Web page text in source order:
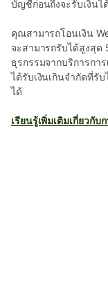
บัญชีก่อนถึงจะรับเงินได้
คุณสามารถโอนเงิน
จะสามารถรับได้สูงสุด
ธุรกรรมจากบริการกา
ได้รับเงินเกินจำกัดที่รั
ได้
เรียนรู้เพิ่มเติมเกี่ยวกั